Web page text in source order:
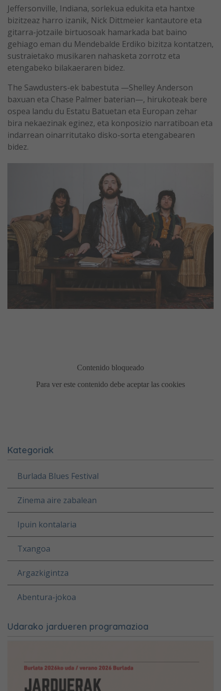
Jeffersonville, Indiana, sorlekua edukita eta hantxe
bizitzeaz harro izanik, Nick Dittmeier kantautore eta
gitarra-jotzaile birtuosoak hamarkada bat baino
gehiago eman du Mendebalde Erdiko bizitza kontatzen,
sustraietako musikaren nahasketa zorrotz eta
etengabeko bilakaeraren bidez.
The Sawdusters-ek babestuta —Shelley Anderson
baxuan eta Chase Palmer baterian—, hirukoteak bere
ospea landu du Estatu Batuetan eta Europan zehar
bira nekaezinak eginez, eta konposizio narratiboan eta
indarrean oinarritutako disko-sorta etengabearen
bidez.
Kategoriak
Burlada Blues Festival
Zinema aire zabalean
Ipuin kontalaria
Txangoa
Argazkigintza
Abentura-jokoa
Udarako jardueren programazioa